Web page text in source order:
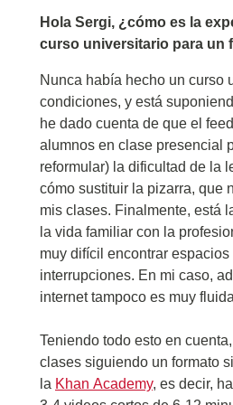
Hola Sergi, ¿cómo es la
curso universitario para un
Nunca había hecho un curso
condiciones, y está
he dado cuenta de que el
alumnos en clase presencial
reformular) la dificultad de la
cómo sustituir la pizarra, que
mis clases. Finalmente, está
la vida familiar con la
muy difícil encontrar
interrupciones. En mi caso,
internet tampoco es muy
Teniendo todo esto en
clases siguiendo un formato
la Khan Academy, es decir,